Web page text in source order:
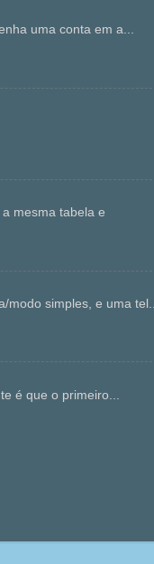
uma conta em a...
mesma tabela e
simples, e uma tel...
é que o primeiro...